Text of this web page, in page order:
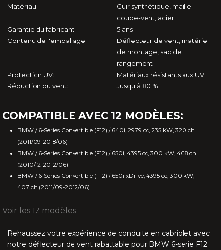
Mustang 6 (2014-2023)
G37 Q60 (2009-2017)
E Type 3 (1971-1975)
XJS 2S (1991-1996)
XJS 4S (1991-1996)
XK (2006-2016)
XK8 (1996-2006)
IS 250C 350C (2006-2015)
Matériau:
Cuir synthétique, maille
coupe-vent, acier
Garantie du fabricant:
5 ans
Contenu de l'emballage:
Déflecteur de vent, matériel
de montage, sac de
rangement
Protection UV:
Matériaux résistants aux UV
Réduction du vent:
Jusqu'à 80 %
COMPATIBLE AVEC 12 MODÈLES:
BMW / 6-Series Convertible (F12) / 640i, 2979 cc, 235 kW, 320 ch
(2011/09-2018/06)
BMW / 6-Series Convertible (F12) / 650i, 4395 cc, 300 kW, 408 ch
(2010/12-2012/06)
BMW / 6-Series Convertible (F12) / 650i xDrive, 4395 cc, 300 kW,
407 ch (2011/09-2012/06)
Voir les 12 modèles
Rehaussez votre expérience de conduite en cabriolet avec
notre déflecteur de vent rabattable pour BMW 6-serie F12